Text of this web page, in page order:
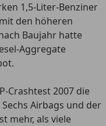
1,5-Liter-Benziner
den höheren
Baujahr hatte
Aggregate
Crashtest 2007 die
Airbags und der
mehr, als viele